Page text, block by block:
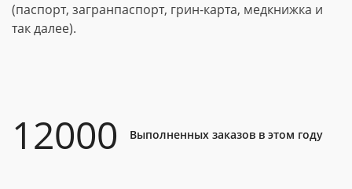
(паспорт, загранпаспорт, грин-карта, медкнижка и
так далее).
12000 Выполненных заказов в этом году